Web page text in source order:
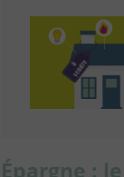
Épargne :